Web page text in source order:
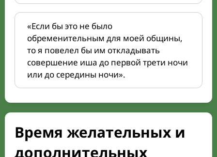
«Если бы это не было
обременительным для моей общины,
то я повелел бы им откладывать
совершение иша до первой трети ночи
или до середины ночи».
Время желательных и
дополнительных